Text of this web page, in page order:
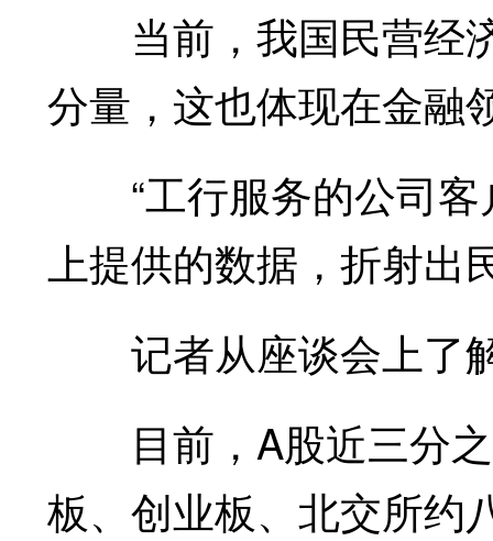
当前，我国民营经
分量，这也体现在金融
“工行服务的公司客
上提供的数据，折射出
记者从座谈会上了
目前，A股近三分之
板、创业板、北交所约